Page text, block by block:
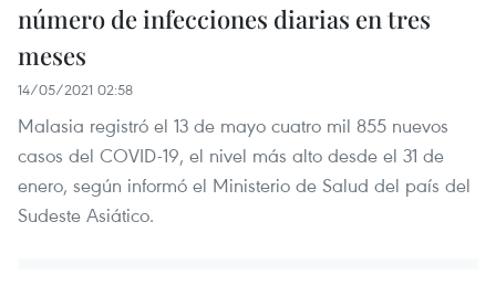
número de infecciones diarias en tres
meses
14/05/2021 02:58
Malasia registró el 13 de mayo cuatro mil 855 nuevos
casos del COVID-19, el nivel más alto desde el 31 de
enero, según informó el Ministerio de Salud del país del
Sudeste Asiático.